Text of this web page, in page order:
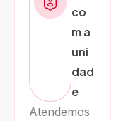
co
m a
uni
dad
e
Atendemos